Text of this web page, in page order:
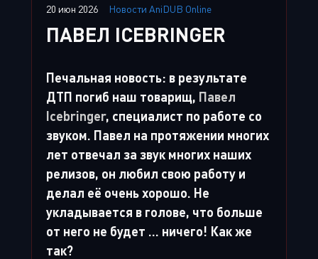
20 июн 2026 Новости AniDUB Online
ПАВЕЛ ICEBRINGER
Печальная новость: в результате
ДТП погиб наш товарищ, Павел
Icebringer, специалист по работе со
звуком. Павел на протяжении многих
лет отвечал за звук многих наших
релизов, он любил свою работу и
делал её очень хорошо. Не
укладывается в голове, что больше
от него не будет ... ничего! Как же
так?